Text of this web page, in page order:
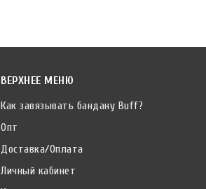
ВЕРХНЕЕ МЕНЮ
Как завязывать бандану Buff?
Опт
Доставка/Оплата
Личный кабинет